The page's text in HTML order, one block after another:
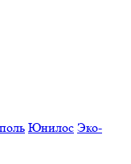
Юнилос Эко-